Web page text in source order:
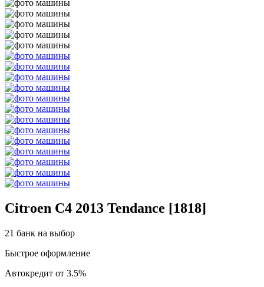
Citroen C4 2013 Tendance [1818]
21 банк на выбор
Быстрое оформление
Автокредит от 3.5%